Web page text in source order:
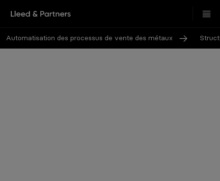
Automatisation des processus de vente des métaux